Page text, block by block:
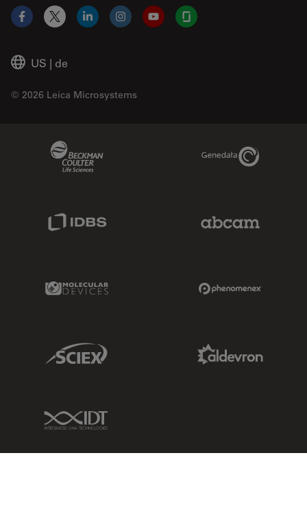
US | de
© 2026 Leica Microsystems
Facebook
X LinkedInInstagramYouTubeGlassdoor
Genedata Link
Molecular Devices Link
Sciex Link
IDT Link